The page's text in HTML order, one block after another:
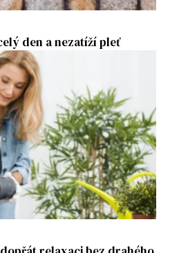
den a nezatíží pleť